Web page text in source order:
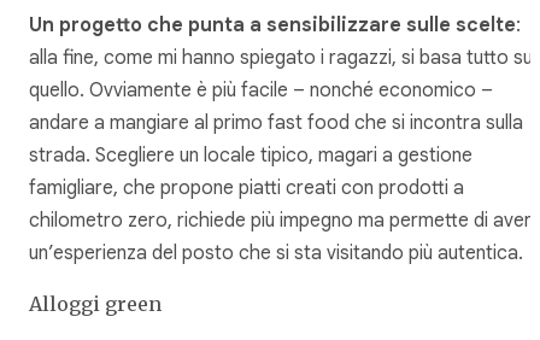
Un progetto che punta a sensibilizzare sulle scelte:
alla fine, come mi hanno spiegato i ragazzi, si basa tutto su
quello. Ovviamente è più facile – nonché economico –
andare a mangiare al primo fast food che si incontra sulla
strada. Scegliere un locale tipico, magari a gestione
famigliare, che propone piatti creati con prodotti a
chilometro zero, richiede più impegno ma permette di
un’esperienza del posto che si sta visitando più autentica.
Alloggi green